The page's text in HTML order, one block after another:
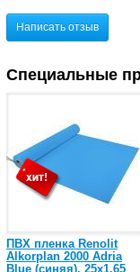
Написать отзыв
Специальные
ПВХ пленка Renolit
Alkorplan 2000 Adria
Blue (синяя), 25х1,65